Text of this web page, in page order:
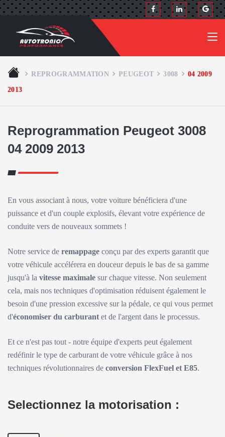
REPROGRAMMATION PEUGEOT 3008
04 2009
2013
Reprogrammation Peugeot 3008
04 2009 2013
En vous associant à nous, votre voiture bénéficiera d'une
puissance et d'un couple explosifs, élevant votre expérience de
conduite vers de nouveaux sommets !
Notre service de remappage conçu par des experts garantit que
votre véhicule accélérera en douceur depuis le bas de sa gamme
jusqu'à la vitesse maximale sur chaque vitesse. Non seulement
cela, mais nos techniques d'optimisation réduisent également le
besoin d'une pression excessive sur la pédale, ce qui vous permet
d'économiser du carburant et de l'argent dans le processus.
Et ce n'est pas tout - notre équipe d'experts peut également
redéfinir le type de carburant de votre véhicule grâce à nos
techniques révolutionnaires de conversion FlexFuel et E85.
Selectionnez la motorisation :